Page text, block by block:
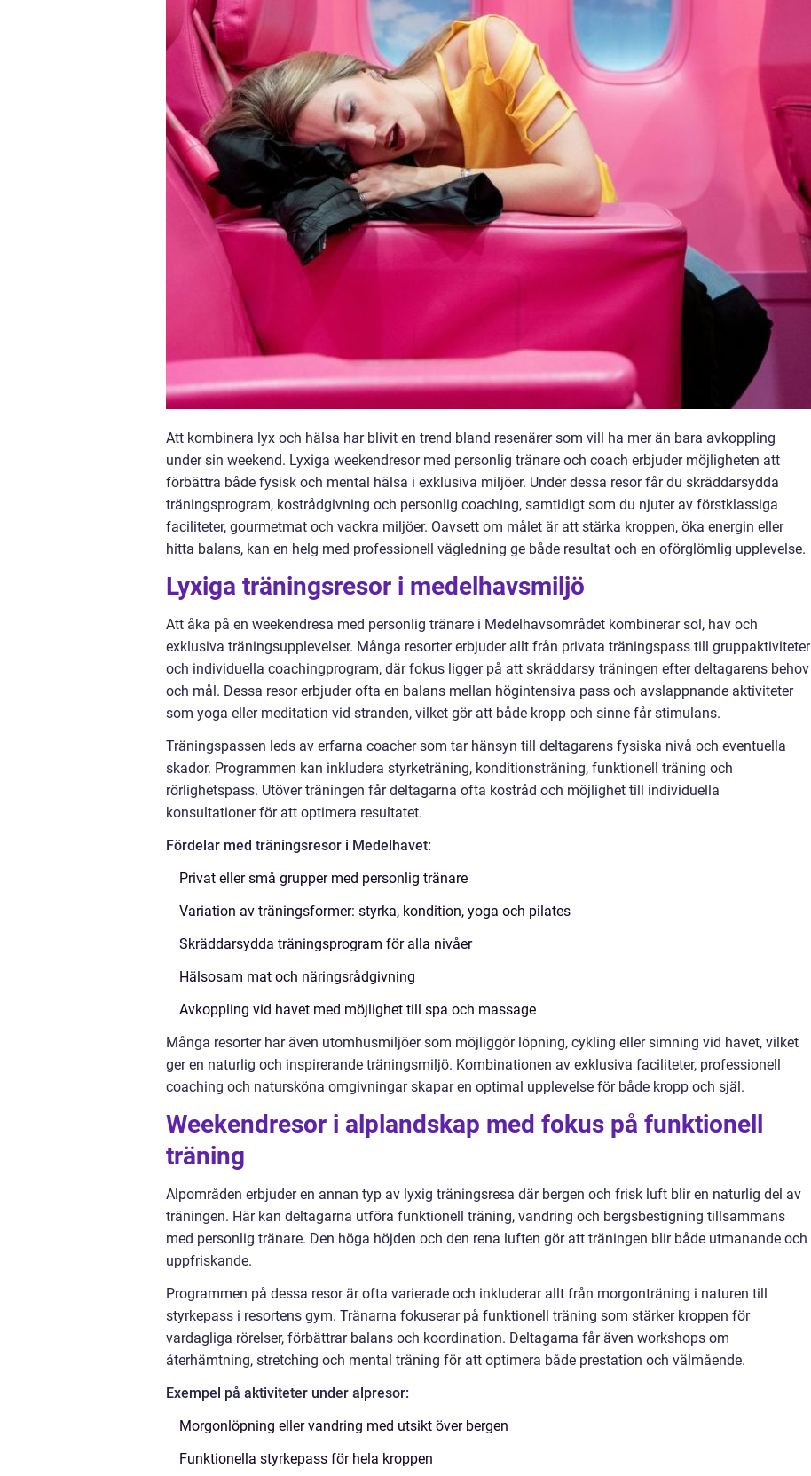
Att kombinera lyx och hälsa har blivit en trend bland resenärer som vill ha mer än bara avkoppling
under sin weekend. Lyxiga weekendresor med personlig tränare och coach erbjuder möjligheten att
förbättra både fysisk och mental hälsa i exklusiva miljöer. Under dessa resor får du skräddarsydda
träningsprogram, kostrådgivning och personlig coaching, samtidigt som du njuter av förstklassiga
faciliteter, gourmetmat och vackra miljöer. Oavsett om målet är att stärka kroppen, öka energin eller
hitta balans, kan en helg med professionell vägledning ge både resultat och en oförglömlig upplevelse.
Lyxiga träningsresor i medelhavsmiljö
Att åka på en weekendresa med personlig tränare i Medelhavsområdet kombinerar sol, hav och
exklusiva träningsupplevelser. Många resorter erbjuder allt från privata träningspass till gruppaktiviteter
och individuella coachingprogram, där fokus ligger på att skräddarsy träningen efter deltagarens behov
och mål. Dessa resor erbjuder ofta en balans mellan högintensiva pass och avslappnande aktiviteter
som yoga eller meditation vid stranden, vilket gör att både kropp och sinne får stimulans.
Träningspassen leds av erfarna coacher som tar hänsyn till deltagarens fysiska nivå och eventuella
skador. Programmen kan inkludera styrketräning, konditionsträning, funktionell träning och
rörlighetspass. Utöver träningen får deltagarna ofta kostråd och möjlighet till individuella
konsultationer för att optimera resultatet.
Fördelar med träningsresor i Medelhavet:
Privat eller små grupper med personlig tränare
Variation av träningsformer: styrka, kondition, yoga och pilates
Skräddarsydda träningsprogram för alla nivåer
Hälsosam mat och näringsrådgivning
Avkoppling vid havet med möjlighet till spa och massage
Många resorter har även utomhusmiljöer som möjliggör löpning, cykling eller simning vid havet, vilket
ger en naturlig och inspirerande träningsmiljö. Kombinationen av exklusiva faciliteter, professionell
coaching och natursköna omgivningar skapar en optimal upplevelse för både kropp och själ.
Weekendresor i alplandskap med fokus på funktionell
träning
Alpområden erbjuder en annan typ av lyxig träningsresa där bergen och frisk luft blir en naturlig del av
träningen. Här kan deltagarna utföra funktionell träning, vandring och bergsbestigning tillsammans
med personlig tränare. Den höga höjden och den rena luften gör att träningen blir både utmanande och
uppfriskande.
Programmen på dessa resor är ofta varierade och inkluderar allt från morgonträning i naturen till
styrkepass i resortens gym. Tränarna fokuserar på funktionell träning som stärker kroppen för
vardagliga rörelser, förbättrar balans och koordination. Deltagarna får även workshops om
återhämtning, stretching och mental träning för att optimera både prestation och välmående.
Exempel på aktiviteter under alpresor:
Morgonlöpning eller vandring med utsikt över bergen
Funktionella styrkepass för hela kroppen